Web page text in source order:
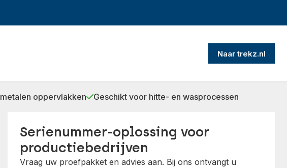
Naar trekz.nl
oppervlakken Geschikt voor hitte- en wasprocessen
Serienummer-oplossing voor
productiebedrijven
Vraag uw proefpakket en advies aan. Bij ons ontvangt u